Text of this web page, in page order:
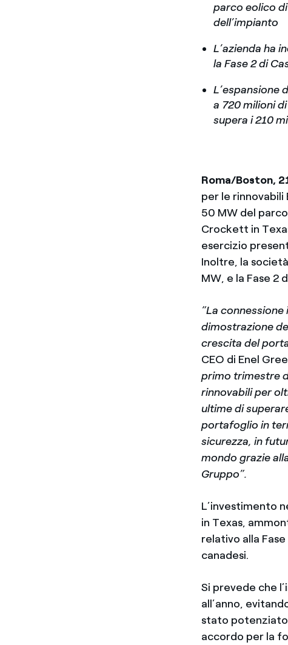
parco eolico
dell’impianto
L’azienda ha
la Fase 2 di
L’espansione
a 720 milioni
supera i 210
Roma/Boston,
per le rinnovabili
50 MW del
Crockett in
esercizio
Inoltre, la
MW, e la Fase 2
“La
dimostrazione
crescita del
CEO di Enel
primo trimestre
rinnovabili per
ultime di
portafoglio in
sicurezza, in
mondo grazie
Gruppo”.
L’investimento
in Texas,
relativo alla
canadesi.
Si prevede che
all’anno,
stato potenziato
accordo per la